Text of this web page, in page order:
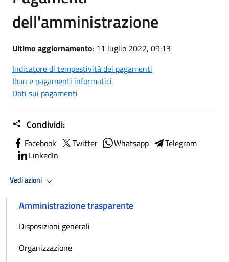
dell'amministrazione
Ultimo aggiornamento: 11 luglio 2022, 09:13
Indicatore di tempestività dei pagamenti
Iban e pagamenti informatici
Dati sui pagamenti
Condividi:
Facebook Twitter Whatsapp
Telegram
LinkedIn
Vedi azioni
Amministrazione trasparente
Disposizioni generali
Organizzazione